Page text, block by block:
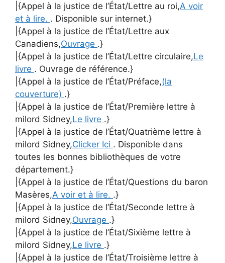
|{Appel à la justice de l’État/Lettre au roi,A voir
et à lire. . Disponible sur internet.}
|{Appel à la justice de l’État/Lettre aux
Canadiens,Ouvrage .}
|{Appel à la justice de l’État/Lettre circulaire,Le
livre . Ouvrage de référence.}
|{Appel à la justice de l’État/Préface,(la
couverture) .}
|{Appel à la justice de l’État/Première lettre à
milord Sidney,Le livre .}
|{Appel à la justice de l’État/Quatrième lettre à
milord Sidney,Clicker Ici . Disponible dans
toutes les bonnes bibliothèques de votre
département.}
|{Appel à la justice de l’État/Questions du baron
Masères,A voir et à lire. .}
|{Appel à la justice de l’État/Seconde lettre à
milord Sidney,Ouvrage .}
|{Appel à la justice de l’État/Sixième lettre à
milord Sidney,Le livre .}
|{Appel à la justice de l’État/Troisième lettre à